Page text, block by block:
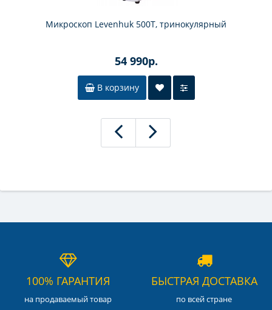
Микроскоп Levenhuk 500T, тринокулярный
54 990р.
В корзину
100% ГАРАНТИЯ
на продаваемый товар
БЫСТРАЯ ДОСТАВКА
по всей стране